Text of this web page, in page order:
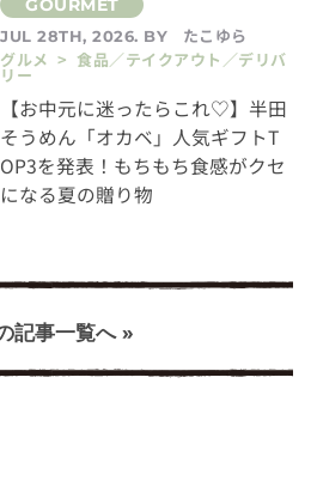
JUL 28TH, 2026. BY
たこゆら
グルメ > 食品／テイクアウト／デリバ
リー
【お中元に迷ったらこれ♡】半田
そうめん「オカベ」人気ギフトT
OP3を発表！もちもち食感がクセ
になる夏の贈り物
記事一覧へ »